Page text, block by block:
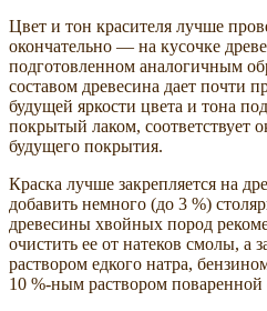
Цвет и тон красителя лучше
окончательно — на кусочке
подготовленном аналогичным
составом древесина дает почти
будущей яркости цвета и тона
покрытый лаком, соответствует
будущего покрытия.
Краска лучше закрепляется на
добавить немного (до 3 %)
древесины хвойных пород
очистить ее от натеков смолы, а
раствором едкого натра,
10 %-ным раствором поваренной